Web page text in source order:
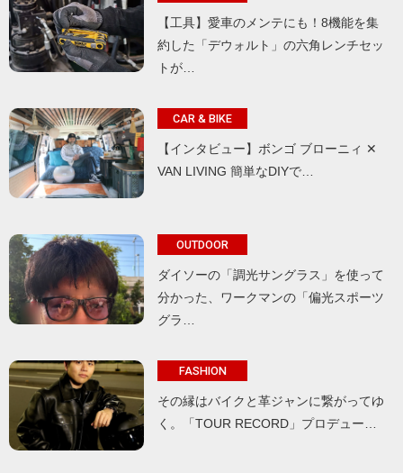
【工具】愛車のメンテにも！8機能を集
約した「デウォルト」の六角レンチセッ
トが…
CAR & BIKE
【インタビュー】ボンゴ ブローニィ ✕
VAN LIVING 簡単なDIYで…
OUTDOOR
ダイソーの「調光サングラス」を使って
分かった、ワークマンの「偏光スポーツ
グラ…
FASHION
その縁はバイクと革ジャンに繋がってゆ
く。「TOUR RECORD」プロデュー…